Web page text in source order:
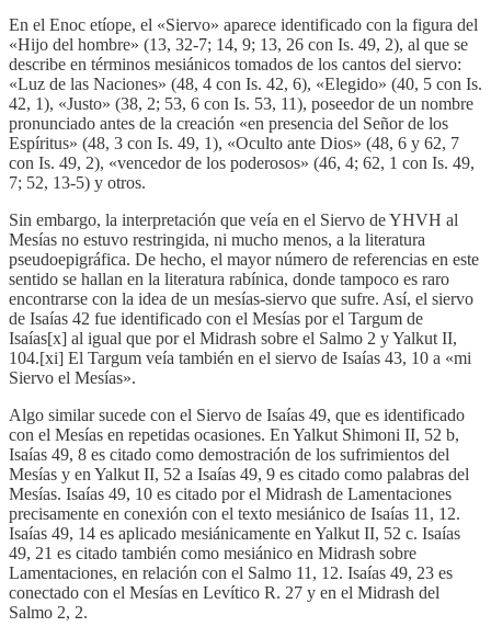
En el Enoc etíope, el «Siervo» aparece identificado con la figura del
«Hijo del hombre» (13, 32-7; 14, 9; 13, 26 con Is. 49, 2), al que se
describe en términos mesiánicos tomados de los cantos del siervo:
«Luz de las Naciones» (48, 4 con Is. 42, 6), «Elegido» (40, 5 con Is.
42, 1), «Justo» (38, 2; 53, 6 con Is. 53, 11), poseedor de un nombre
pronunciado antes de la creación «en presencia del Señor de los
Espíritus» (48, 3 con Is. 49, 1), «Oculto ante Dios» (48, 6 y 62, 7
con Is. 49, 2), «vencedor de los poderosos» (46, 4; 62, 1 con Is. 49,
7; 52, 13-5) y otros.
Sin embargo, la interpretación que veía en el Siervo de YHVH al
Mesías no estuvo restringida, ni mucho menos, a la literatura
pseudoepigráfica. De hecho, el mayor número de referencias en este
sentido se hallan en la literatura rabínica, donde tampoco es raro
encontrarse con la idea de un mesías-siervo que sufre. Así, el siervo
de Isaías 42 fue identificado con el Mesías por el Targum de
Isaías[x] al igual que por el Midrash sobre el Salmo 2 y Yalkut II,
104.[xi] El Targum veía también en el siervo de Isaías 43, 10 a «mi
Siervo el Mesías».
Algo similar sucede con el Siervo de Isaías 49, que es identificado
con el Mesías en repetidas ocasiones. En Yalkut Shimoni II, 52 b,
Isaías 49, 8 es citado como demostración de los sufrimientos del
Mesías y en Yalkut II, 52 a Isaías 49, 9 es citado como palabras del
Mesías. Isaías 49, 10 es citado por el Midrash de Lamentaciones
precisamente en conexión con el texto mesiánico de Isaías 11, 12.
Isaías 49, 14 es aplicado mesiánicamente en Yalkut II, 52 c. Isaías
49, 21 es citado también como mesiánico en Midrash sobre
Lamentaciones, en relación con el Salmo 11, 12. Isaías 49, 23 es
conectado con el Mesías en Levítico R. 27 y en el Midrash del
Salmo 2, 2.